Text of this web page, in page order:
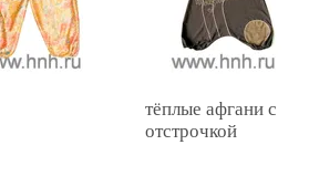
тёплые афгани с
отстрочкой